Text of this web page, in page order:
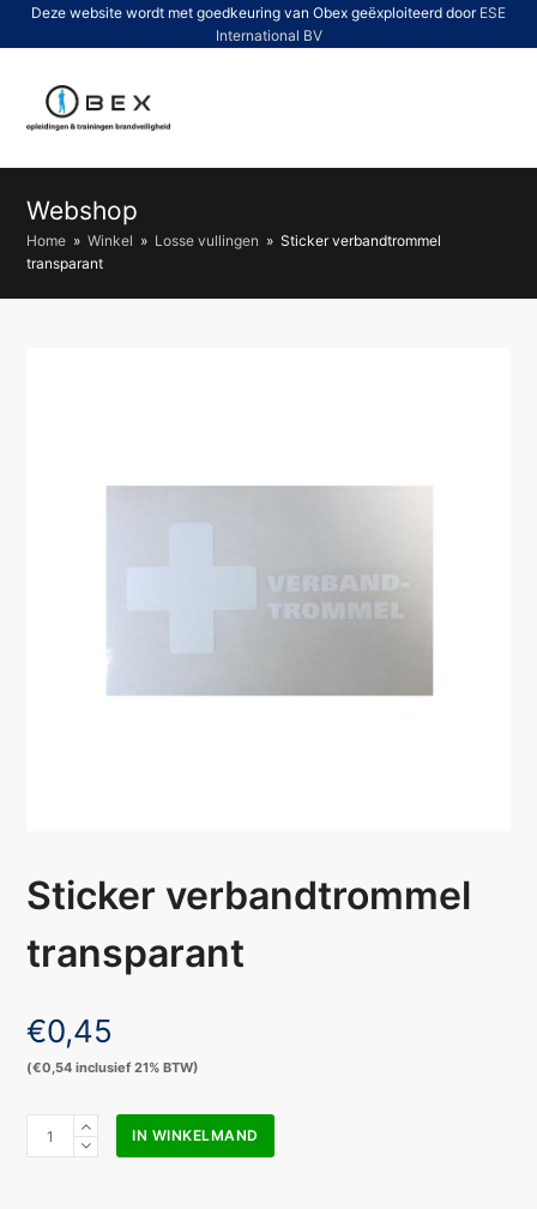
Deze website wordt met goedkeuring van Obex geëxploiteerd door ESE
International BV
Webshop
Home » Winkel » Losse vullingen » Sticker verbandtrommel
transparant
Sticker verbandtrommel
transparant
€0,45
(€0,54 inclusief 21% BTW)
verbandtrommel
IN WINKELMAND